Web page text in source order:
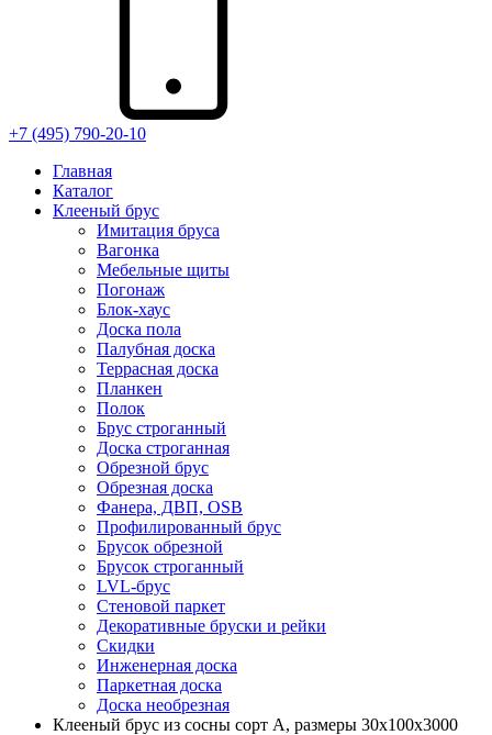
+7 (495) 790-20-10
Главная
Каталог
Клееный брус
Имитация бруса
Вагонка
Мебельные щиты
Погонаж
Блок-хаус
Доска пола
Палубная доска
Террасная доска
Планкен
Полок
Брус строганный
Доска строганная
Обрезной брус
Обрезная доска
Фанера, ДВП, OSB
Профилированный брус
Брусок обрезной
Брусок строганный
LVL-брус
Стеновой паркет
Декоративные бруски и рейки
Скидки
Инженерная доска
Паркетная доска
Доска необрезная
Клееный брус из сосны сорт А, размеры 30х100х3000